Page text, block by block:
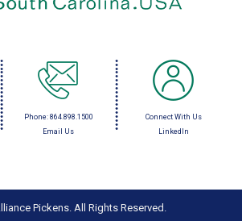
Phone: 864.898.1500
Email Us
Connect With Us
LinkedIn
Pickens. All Rights Reserved.